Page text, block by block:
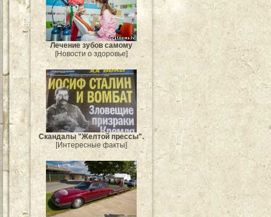
Лечение зубов самому
[Новости о здоровье]
Скандалы "Желтой прессы".
[Интересные факты]